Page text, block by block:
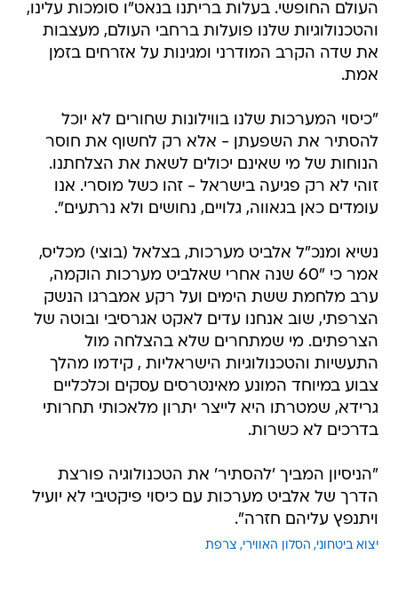
העולם החופשי. בעלות בריתנו בנאט"ו סומכות עלינו,
והטכנולוגיות שלנו פועלות ברחבי העולם, מעצבות
את שדה הקרב המודרני ומגינות על אזרחים בזמן
אמת.
"כיסוי המערכות שלנו בווילונות שחורים לא יוכל
להסתיר את השפעתן - אלא רק לחשוף את חוסר
הנוחות של מי שאינם יכולים לשאת את הצלחתנו.
זוהי לא רק פגיעה בישראל - זהו כשל מוסרי. אנו
עומדים כאן בגאווה, גלויים, נחושים ולא נרתעים".
נשיא ומנכ"ל אלביט מערכות, בצלאל (בוצי) מכליס,
אמר כי "60 שנה אחרי שאלביט מערכות הוקמה,
ערב מלחמת ששת הימים ועל רקע אמברגו הנשק
הצרפתי, שוב אנחנו עדים לאקט אגרסיבי ובוטה של
הצרפתים. מי שמתחרים שלא בהצלחה מול
התעשיות והטכנולוגיות הישראליות , קידמו מהלך
צבוע במיוחד המונע מאינטרסים עסקים וכלכליים
גרידא, שמטרתו היא לייצר יתרון מלאכותי תחרותי
בדרכים לא כשרות.
"הניסיון המביך 'להסתיר' את הטכנולוגיה פורצת
הדרך של אלביט מערכות עם כיסוי פיקטיבי לא יועיל
ויתנפץ עליהם חזרה".
יצוא ביטחוני הסלון האווירי צרפת